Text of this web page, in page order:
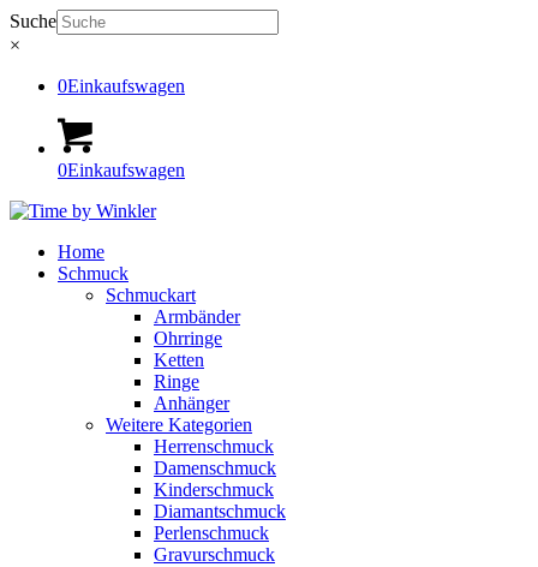
Suche
×
0Einkaufswagen
0Einkaufswagen
Home
Schmuck
Schmuckart
Armbänder
Ohrringe
Ketten
Ringe
Anhänger
Weitere Kategorien
Herrenschmuck
Damenschmuck
Kinderschmuck
Diamantschmuck
Perlenschmuck
Gravurschmuck